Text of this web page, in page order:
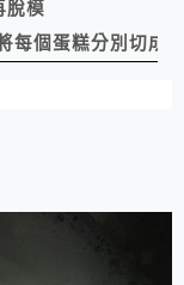
脫模
每個蛋糕分別切成